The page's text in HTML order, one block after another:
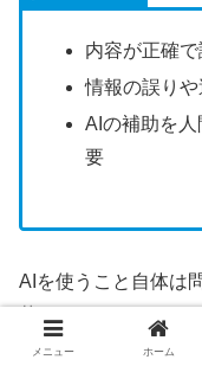
内容が正確
情報の誤り
AIの補助を
要
AIを使うこと自体は
落とされることもあ
なコンテンツ”に仕
メニュー ホーム